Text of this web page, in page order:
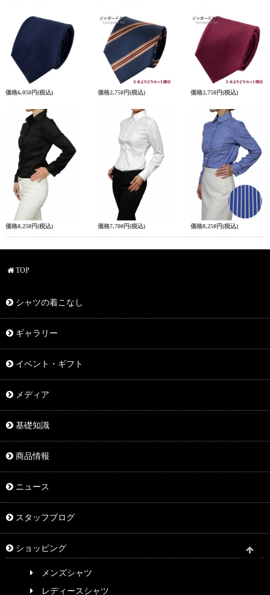
価格6,050円(税込) 価格2,750円(税込) 価格2,750円(税込)
価格8,250円(税込) 価格7,700円(税込) 価格8,250円(税込)
TOP
シャツの着こなし
ギャラリー
イベント・ギフト
メディア
基礎知識
商品情報
ニュース
スタッフブログ
ショッピング
メンズシャツ
レディースシャツ